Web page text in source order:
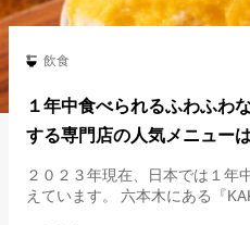
飲食
１年中食べられるふわふ
する専門店の人気メニュー
yelo】
２０２３年現在、日本では１年
えています。 六本木にある『